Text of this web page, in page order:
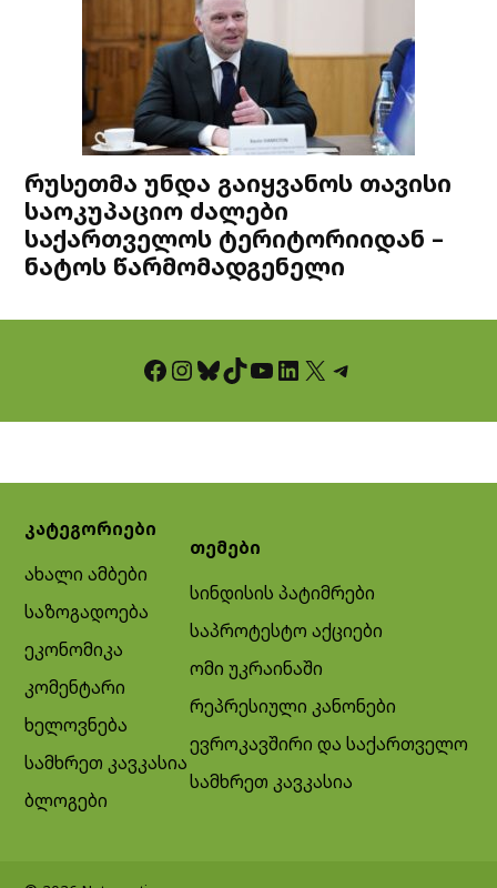
რუსეთმა უნდა გაიყვანოს თავისი
საოკუპაციო ძალები
საქართველოს ტერიტორიიდან –
ნატოს წარმომადგენელი
Facebook InstagramBluesky TikTok YouTube LinkedIn X Telegram
კატეგორიები
ახალი ამბები
საზოგადოება
ეკონომიკა
კომენტარი
ხელოვნება
სამხრეთ კავკასია
ბლოგები
თემები
სინდისის პატიმრები
საპროტესტო აქციები
ომი უკრაინაში
რეპრესიული კანონები
ევროკავშირი და საქართველო
სამხრეთ კავკასია